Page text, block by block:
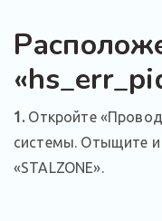
1. Откройте
системы. Отыщите и
«STALZONE».